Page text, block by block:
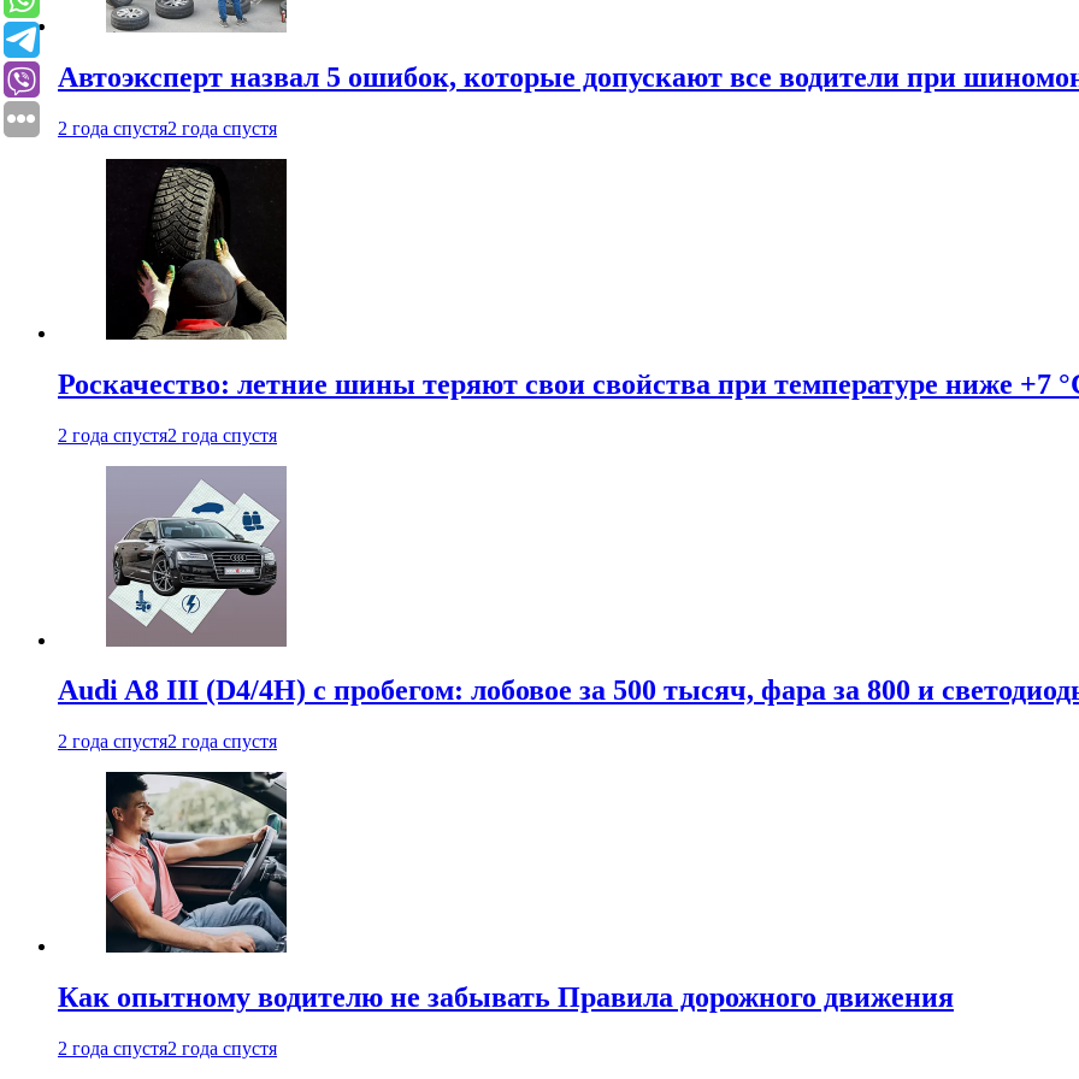
Автоэксперт назвал 5 ошибок, которые допускают все водители при
2 года спустя2 года спустя
Роскачество: летние шины теряют свои свойства при температуре ниже +7
2 года спустя2 года спустя
Audi A8 III (D4/4H) c пробегом: лобовое за 500 тысяч, фара за 800 и
2 года спустя2 года спустя
Как опытному водителю не забывать Правила дорожного движения
2 года спустя2 года спустя